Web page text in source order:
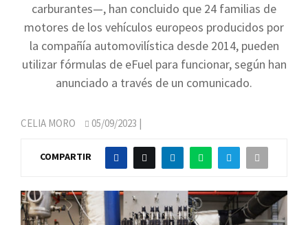
carburantes—, han concluido que 24 familias de
motores de los vehículos europeos producidos por
la compañía automovilística desde 2014, pueden
utilizar fórmulas de eFuel para funcionar, según han
anunciado a través de un comunicado.
CELIA MORO 05/09/2023 |
COMPARTIR